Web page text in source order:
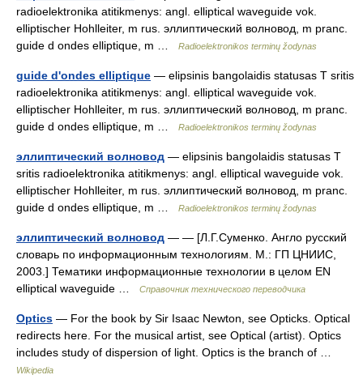
radioelektronika atitikmenys: angl. elliptical waveguide vok.
elliptischer Hohlleiter, m rus. эллиптический волновод, m pranc.
guide d ondes elliptique, m …
Radioelektronikos terminų žodynas
guide d'ondes elliptique — elipsinis bangolaidis statusas T sritis
radioelektronika atitikmenys: angl. elliptical waveguide vok.
elliptischer Hohlleiter, m rus. эллиптический волновод, m pranc.
guide d ondes elliptique, m …
Radioelektronikos terminų žodynas
эллиптический волновод — elipsinis bangolaidis statusas T
sritis radioelektronika atitikmenys: angl. elliptical waveguide vok.
elliptischer Hohlleiter, m rus. эллиптический волновод, m pranc.
guide d ondes elliptique, m …
Radioelektronikos terminų žodynas
эллиптический волновод — — [Л.Г.Суменко. Англо русский
словарь по информационным технологиям. М.: ГП ЦНИИС,
2003.] Тематики информационные технологии в целом EN
elliptical waveguide …
Справочник технического переводчика
Optics — For the book by Sir Isaac Newton, see Opticks. Optical
redirects here. For the musical artist, see Optical (artist). Optics
includes study of dispersion of light. Optics is the branch of …
Wikipedia